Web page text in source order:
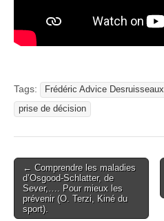
Tags: Frédéric Advice Desruisseaux
prise de décision
Post
navigation
← Comprendre les maladies
d’Osgood-Schlatter, de
Sever,…. Pour mieux les
prévenir (O. Terzi, Kiné du
sport).